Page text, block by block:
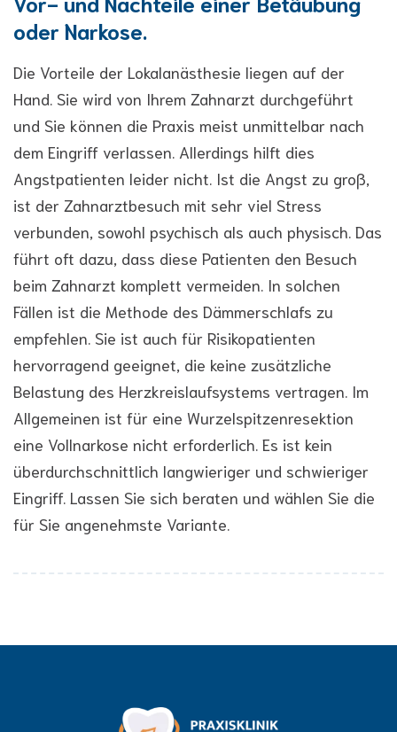
oder Narkose.
Die Vorteile der Lokalanästhesie liegen auf der
Hand. Sie wird von Ihrem Zahnarzt durchgeführt
und Sie können die Praxis meist unmittelbar nach
dem Eingriff verlassen. Allerdings hilft dies
Angstpatienten leider nicht. Ist die Angst zu groß,
ist der Zahnarztbesuch mit sehr viel Stress
verbunden, sowohl psychisch als auch physisch. Das
führt oft dazu, dass diese Patienten den Besuch
beim Zahnarzt komplett vermeiden. In solchen
Fällen ist die Methode des Dämmerschlafs zu
empfehlen. Sie ist auch für Risikopatienten
hervorragend geeignet, die keine zusätzliche
Belastung des Herzkreislaufsystems vertragen. Im
Allgemeinen ist für eine Wurzelspitzenresektion
eine Vollnarkose nicht erforderlich. Es ist kein
überdurchschnittlich langwieriger und schwieriger
Eingriff. Lassen Sie sich beraten und wählen Sie die
für Sie angenehmste Variante.